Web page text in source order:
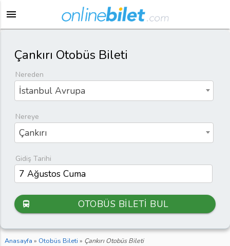
menu
Çankırı Otobüs Bileti
Nereden
İstanbul Avrupa
Nereye
Çankırı
Gidiş Tarihi
directions_bus OTOBÜS BİLETİ BUL
Anasayfa » Otobüs Bileti » Çankırı Otobüs Bileti